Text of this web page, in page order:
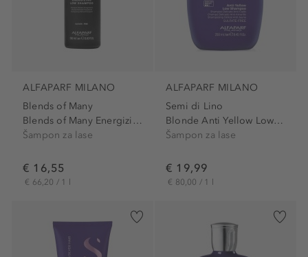
ALFAPARF MILANO
Blends of Many
Blends of Many Energizing...
Šampon za lase
€ 16,55
€ 66,20 / 1 l
ALFAPARF MILANO
Semi di Lino
Blonde Anti Yellow Low Shampoo
Šampon za lase
€ 19,99
€ 80,00 / 1 l